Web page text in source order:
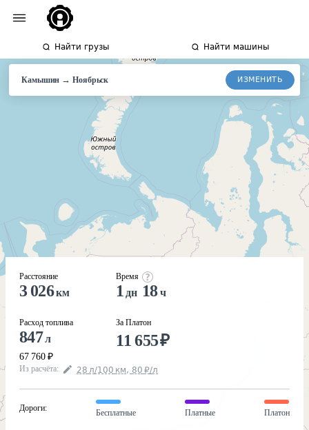
Найти грузы Найти машины
Камышин →Ноябрьск ИЗМЕНИТЬ
Расстояние
3 026км
Расход топлива
847л
67 760 ₽
Время
1 дн 18ч
За Платон
11 655₽
Из расчёта: 28 л/100 км, 80 ₽/л
Дороги:
Бесплатные Платные Платон